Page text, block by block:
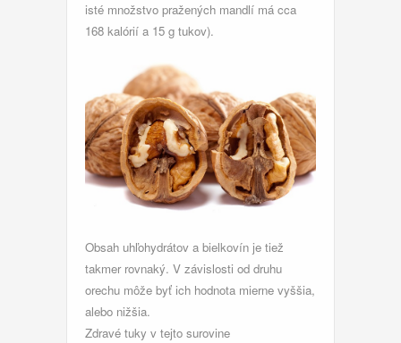
isté množstvo pražených mandlí má cca
168 kalórií a 15 g tukov).
Obsah uhľohydrátov a bielkovín je tiež
takmer rovnaký. V závislosti od druhu
orechu môže byť ich hodnota mierne vyššia,
alebo nižšia.
Zdravé tuky v tejto surovine